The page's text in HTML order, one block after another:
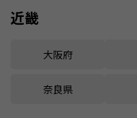
近畿
大阪府
奈良県